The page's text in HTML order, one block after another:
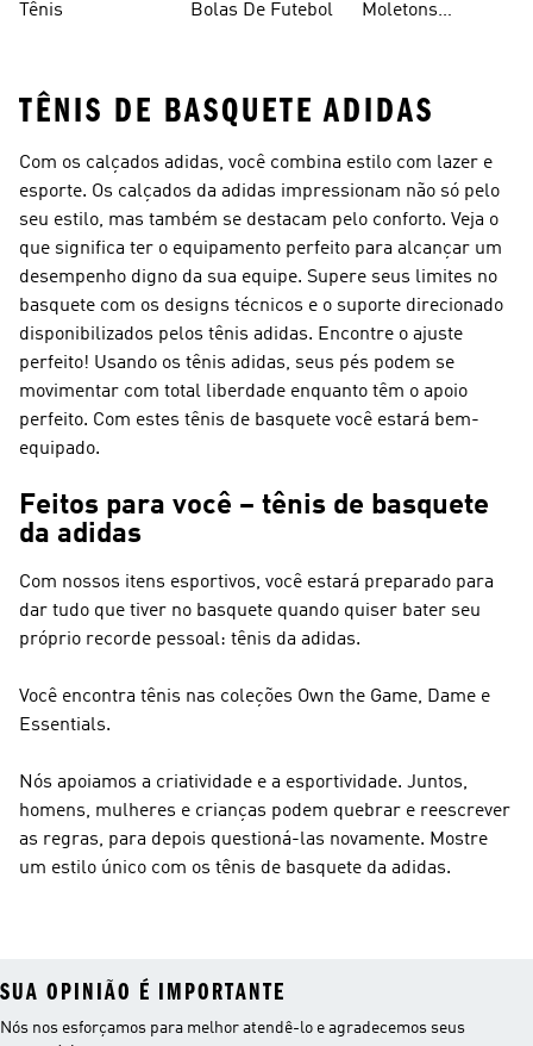
Tênis Bolas De Futebol
Moletons
TÊNIS DE BASQUETE ADIDAS
Com os calçados adidas, você combina estilo com lazer e
esporte. Os calçados da adidas impressionam não só pelo
seu estilo, mas também se destacam pelo conforto. Veja o
que significa ter o equipamento perfeito para alcançar um
desempenho digno da sua equipe. Supere seus limites no
basquete com os designs técnicos e o suporte direcionado
disponibilizados pelos tênis adidas. Encontre o ajuste
perfeito! Usando os tênis adidas, seus pés podem se
movimentar com total liberdade enquanto têm o apoio
perfeito. Com estes tênis de basquete você estará bem-
equipado.
Feitos para você – tênis de basquete
da adidas
Com nossos itens esportivos, você estará preparado para
dar tudo que tiver no basquete quando quiser bater seu
próprio recorde pessoal: tênis da adidas.
Você encontra tênis nas coleções Own the Game, Dame e
Essentials.
Nós apoiamos a criatividade e a esportividade. Juntos,
homens, mulheres e crianças podem quebrar e reescrever
as regras, para depois questioná-las novamente. Mostre
um estilo único com os tênis de basquete da adidas.
SUA OPINIÃO É IMPORTANTE
Nós nos esforçamos para melhor atendê-lo e agradecemos seus